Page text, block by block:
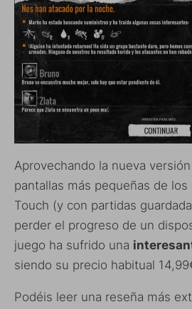
Aprovechando la nueva
pantallas más pequeñas de los
Touch (y con partidas
perder el progreso de un
juego ha sufrido una
siendo su precio habitual
Podéis leer una reseña más